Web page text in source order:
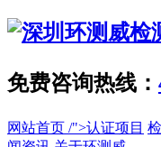
免费咨询热线：
网站首页 /">认证项目